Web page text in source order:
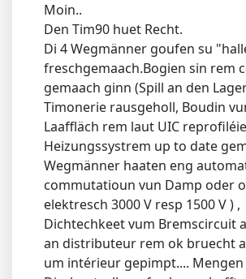
Moin..
Den Tim90 huet Recht.
Di 4 Wegmänner goufen su
freschgemaach.Bogien sin rem
gemaach ginn (Spill an den
Timonerie rausgeholl, Boudin
Laaffläch rem laut UIC
Heizungssystrem up to date
Wegmänner haaten eng
commutatioun vun Damp oder
elektresch 3000 V resp 1500 V ) ,
Dichtechkeet vum Bremscircuit
an distributeur rem ok bruecht
um intérieur gepimpt....